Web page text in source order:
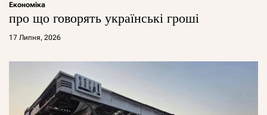
Економіка
про що говорять українські гроші
17 Липня, 2026